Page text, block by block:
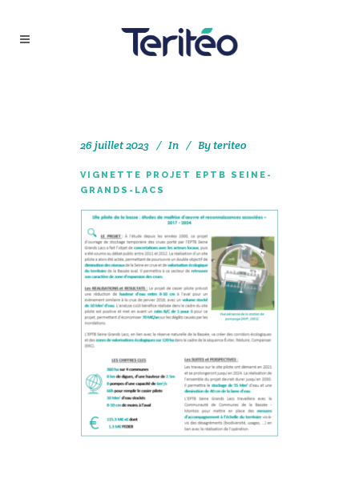
26 juillet 2023 In Byteriteo
VIGNETTE PROJET EPTB SEINE-
GRANDS-LACS